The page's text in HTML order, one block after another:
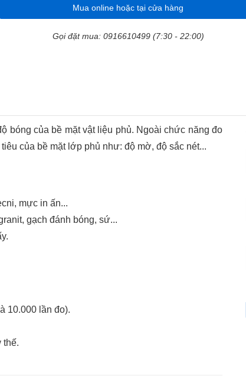
Mua online hoặc tại cửa hàng
Gọi đặt mua: 0916610499 (7:30 - 22:00)
bóng của bề mặt vật liệu phủ. Ngoài chức năng đo
của bề mặt lớp phủ như: độ mờ, độ sắc nét...
mực in ấn...
gạch đánh bóng, sứ...
10.000 lần đo).
thế.